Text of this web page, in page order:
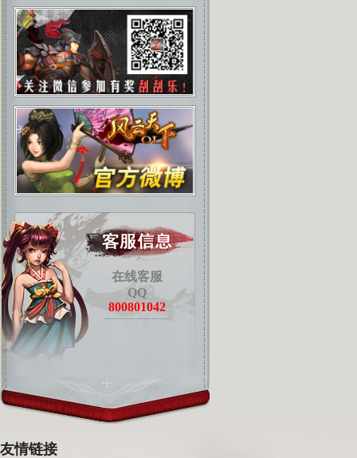
在线客服
QQ
800801042
友情链接